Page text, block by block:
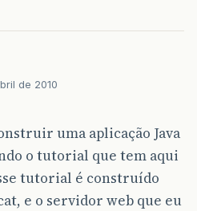
de 2010
uma aplicação Java
o tutorial que tem aqui
tutorial é construído
e o servidor web que eu